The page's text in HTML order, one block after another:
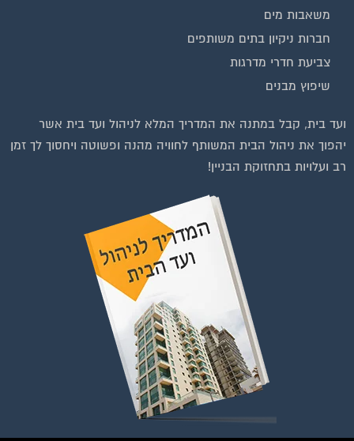
משאבות מים
חברות ניקיון בתים משותפים
צביעת חדרי מדרגות
שיפוץ מבנים
ועד בית, קבל במתנה את המדריך המלא לניהול ועד בית אשר
יהפוך את ניהול הבית המשותף לחוויה מהנה ופשוטה ויחסוך לך זמן
רב ועלויות בתחזוקת הבניין!